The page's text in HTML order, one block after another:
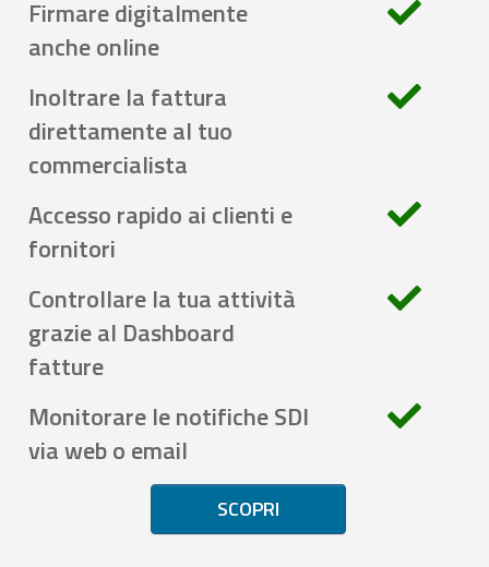
Firmare digitalmente
anche online
Inoltrare la fattura
direttamente al tuo
commercialista
Accesso rapido ai clienti e
fornitori
Controllare la tua attività
grazie al Dashboard
fatture
Monitorare le notifiche SDI
via web o email
SCOPRI